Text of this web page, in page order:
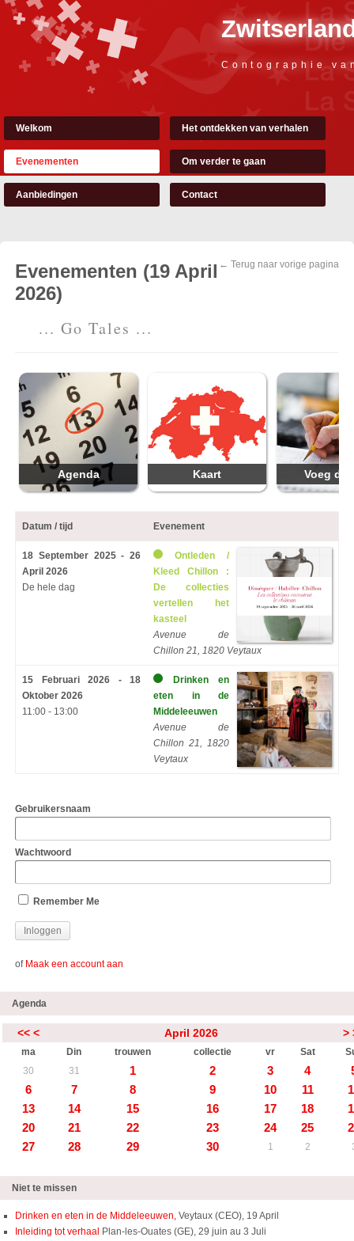
Contographie
Welkom Het ontdekken van verhalen
Evenementen Om verder te gaan
Aanbiedingen Contact
← Terug naar vorige pagina
Evenementen (19 April
2026)
... Go Tales ...
Agenda Kaart Voeg
Datum / tijd Evenement
18 September 2025 - 26
April 2026
De hele dag
Ontleden /
Kleed Chillon :
De collecties
vertellen het
kasteel
Avenue de
Chillon 21, 1820 Veytaux
15 Februari 2026 - 18
Oktober 2026
11:00 - 13:00
Drinken en
eten in de
Middeleeuwen
Avenue de
Chillon 21, 1820
Veytaux
Gebruikersnaam
Wachtwoord
Remember Me
of Maak een account aan
Agenda
<< < April 2026 >
ma Din trouwen collectie vr Sat
30
31 1 2 3 4
6
7 8 9 10 11
13
14 15 16 17 18
20
21 22 23 24 25
27
28 29 30 1 2
Niet te missen
Drinken en eten in de Middeleeuwen, Veytaux (CEO), 19 April
Inleiding tot verhaal Plan-les-Ouates (GE), 29 juin au 3 Juli